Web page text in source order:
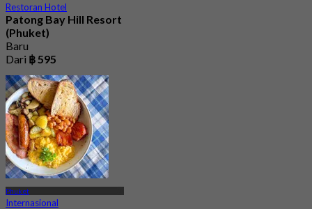
Restoran Hotel
Patong Bay Hill Resort
(Phuket)
Baru
Dari ฿ 595
Phuket
Internasional